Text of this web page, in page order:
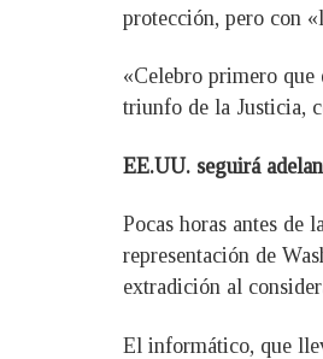
protección, pero con
«Celebro primero que
triunfo de la Justicia,
EE.UU. seguirá
Pocas horas antes de
representación de
extradición al
El informático, que